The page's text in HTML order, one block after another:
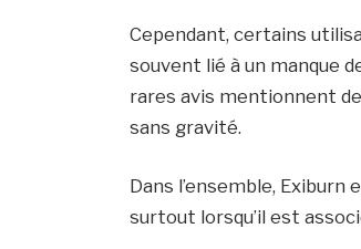
Cependant, certains
souvent lié à un manque
rares avis mentionnent
sans gravité.
Dans l’ensemble,
surtout lorsqu’il est